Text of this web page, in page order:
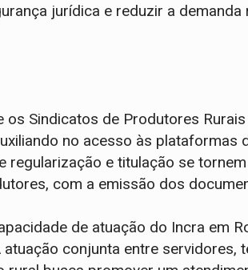
jurídica e reduzir a
os Sindicatos de Produtores
no acesso às plataformas
regularização e titulação se
com a emissão dos
de atuação do Incra em
conjunta entre servidores,